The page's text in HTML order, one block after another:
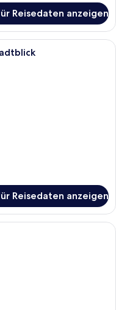
Reisedaten anzeigen
mit Bett, Stuhl,
Reisedaten anzeigen
mit großzügiger